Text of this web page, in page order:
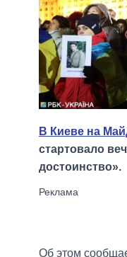
В Киеве на
стартовало
достоинство».
Об этом